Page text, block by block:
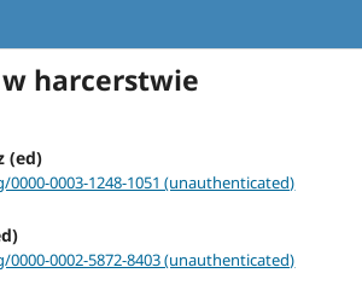
w harcerstwie
(ed)
0003-1248-1051 (unauthenticated)
0002-5872-8403 (unauthenticated)